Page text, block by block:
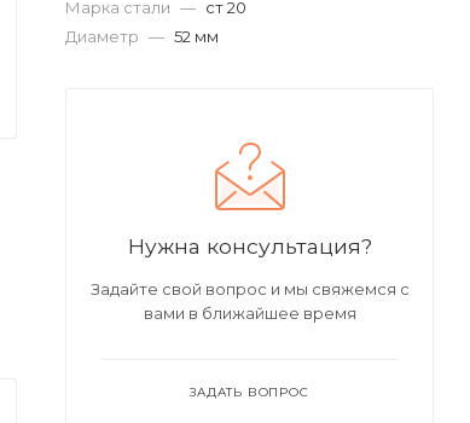
Марка стали — ст 20
Диаметр — 52 мм
Нужна консультация?
Задайте свой вопрос и мы свяжемся с
вами в ближайшее время
ЗАДАТЬ ВОПРОС